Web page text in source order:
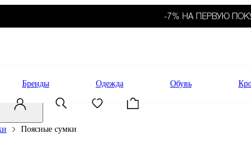
-7% НА ПЕРВУЮ
Бренды Одежда Обувь
Поясные сумки